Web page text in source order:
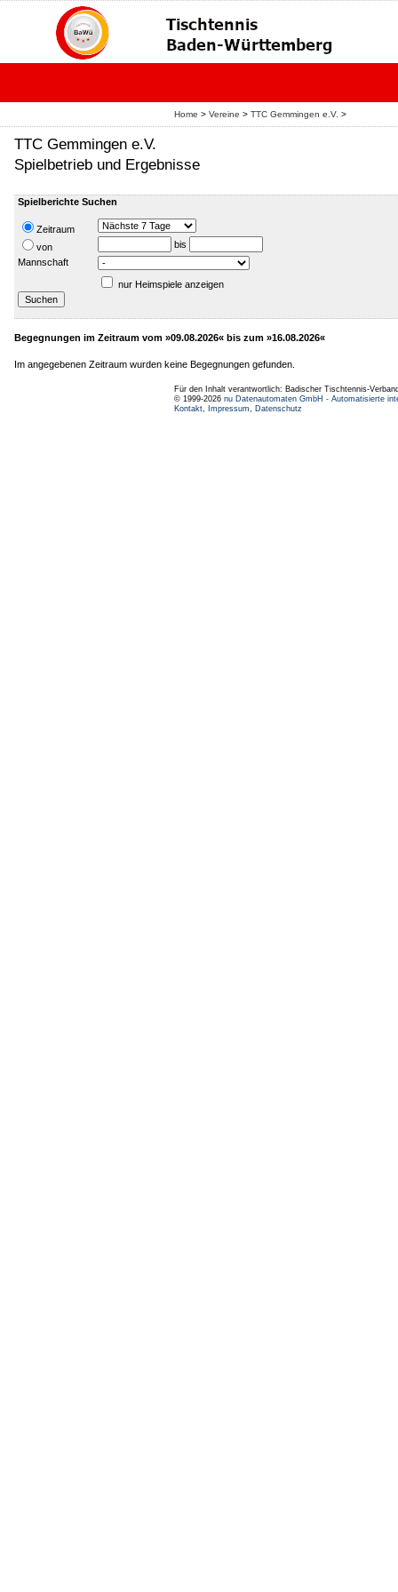
Home > Vereine > TTC Gemmingen e.V. >
TTC Gemmingen e.V.
Spielbetrieb und Ergebnisse
Spielberichte Suchen
Zeitraum
von
bis
Mannschaft
nur Heimspiele anzeigen
Begegnungen im Zeitraum vom »09.08.2026« bis zum »16.08.2026«
Im angegebenen Zeitraum wurden keine Begegnungen gefunden.
Für den Inhalt verantwortlich: Badischer Tischtennis-
© 1999-2026 nu Datenautomaten GmbH - Automatisierte
Kontakt, Impressum, Datenschutz